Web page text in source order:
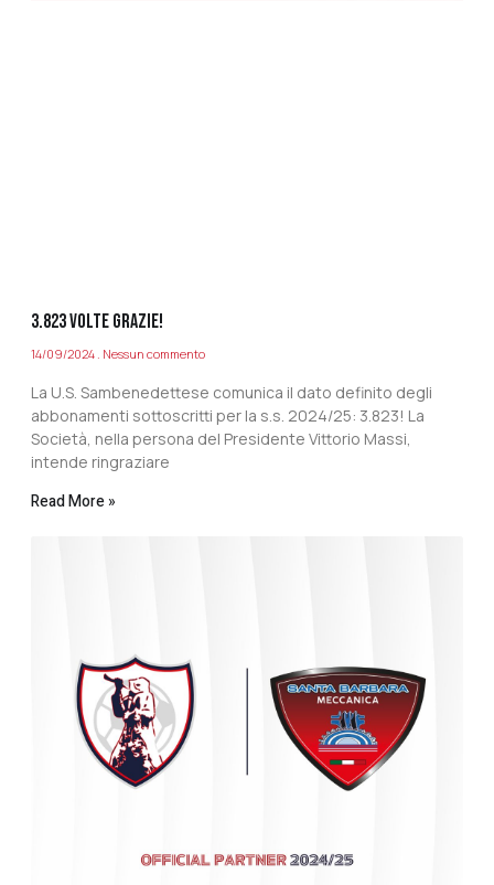
3.823 VOLTE GRAZIE!
14/09/2024 Nessun commento
La U.S. Sambenedettese comunica il dato definito degli
abbonamenti sottoscritti per la s.s. 2024/25: 3.823! La
Società, nella persona del Presidente Vittorio Massi,
intende ringraziare
Read More »